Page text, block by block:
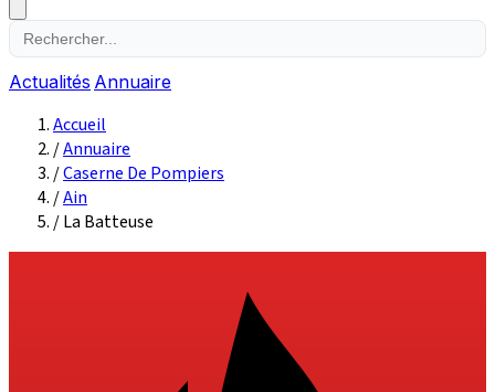
Actualités Annuaire
Accueil
/Annuaire
/Caserne De Pompiers
/Ain
/La Batteuse